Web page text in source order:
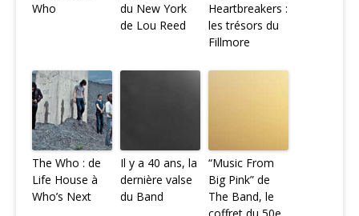
Who
du New York
de Lou Reed
Heartbreakers :
les trésors du
Fillmore
The Who : de
Life House à
Who’s Next
Il y a 40 ans, la
dernière valse
du Band
“Music From
Big Pink” de
The Band, le